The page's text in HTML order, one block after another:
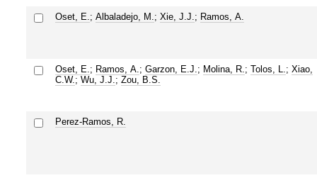
Oset, E. ; Albaladejo, M. ; Xie, J.J. ; Ramos, A.
Oset, E. ; Ramos, A. ; Garzon, E.J. ; Molina, R. ; Tolos, L. ; Xiao,
C.W. ; Wu, J.J. ; Zou, B.S.
Perez-Ramos, R.